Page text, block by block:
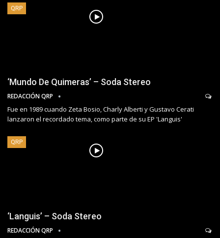
QRP
‘Mundo De Quimeras’ – Soda Stereo
REDACCIÓN QRP
Fue en 1989 cuando Zeta Bosio, Charly Alberti y Gustavo Cerati
lanzaron el recordado tema, como parte de su EP 'Languis'
QRP
‘Languis’ – Soda Stereo
REDACCIÓN QRP